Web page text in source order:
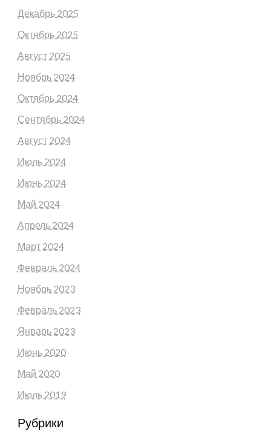
Декабрь 2025
Октябрь 2025
Август 2025
Ноябрь 2024
Октябрь 2024
Сентябрь 2024
Август 2024
Июль 2024
Июнь 2024
Май 2024
Апрель 2024
Март 2024
Февраль 2024
Ноябрь 2023
Февраль 2023
Январь 2023
Июнь 2020
Май 2020
Июль 2019
Рубрики